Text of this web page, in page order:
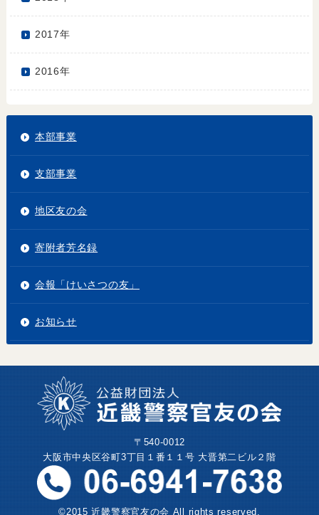
2017年
2016年
本部事業
支部事業
地区友の会
寄附者芳名録
会報「けいさつの友」
お知らせ
〒540-0012
大阪市中央区谷町3丁目１番１１号 大晋第二ビル２階
©2015 近畿警察官友の会 All rights reserved.